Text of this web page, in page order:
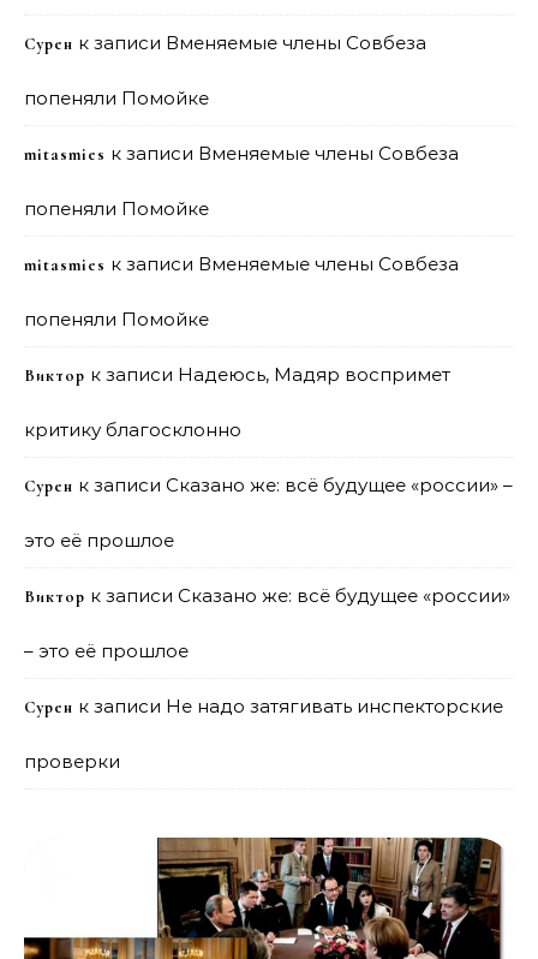
Сурен к записи Вменяемые члены Совбеза
попеняли Помойке
mitasmies к записи Вменяемые члены Совбеза
попеняли Помойке
mitasmies к записи Вменяемые члены Совбеза
попеняли Помойке
Виктор к записи Надеюсь, Мадяр воспримет
критику благосклонно
Сурен к записи Сказано же: всё будущее «россии» –
это её прошлое
Виктор к записи Сказано же: всё будущее «россии»
– это её прошлое
Сурен к записи Не надо затягивать инспекторские
проверки